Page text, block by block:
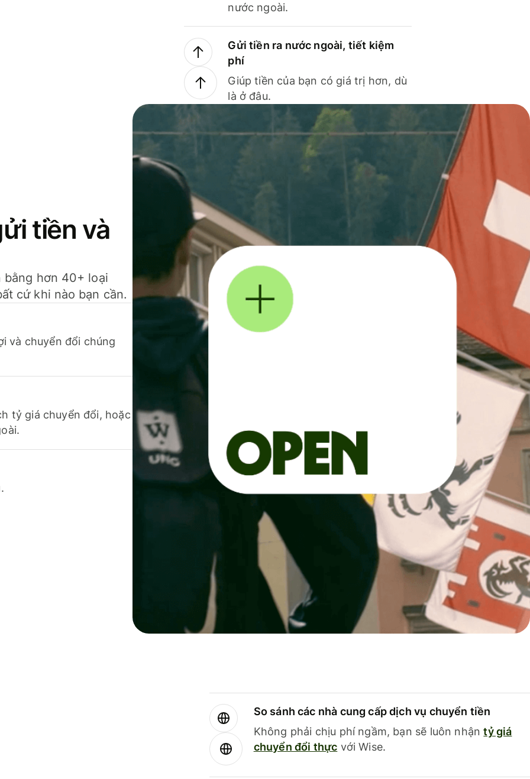
nước ngoài.
Gửi tiền ra nước ngoài, tiết kiệm
phí
Giúp tiền của bạn có giá trị hơn, dù
là ở đâu.
tiền và
hơn 40+ loại
cứ khi nào bạn cần.
và chuyển đổi chúng
tỷ giá chuyển đổi, hoặc
So sánh các nhà cung cấp dịch vụ chuyển tiền
Không phải chịu phí ngầm, bạn sẽ luôn nhậntỷ giá
chuyển đổi thực với Wise.